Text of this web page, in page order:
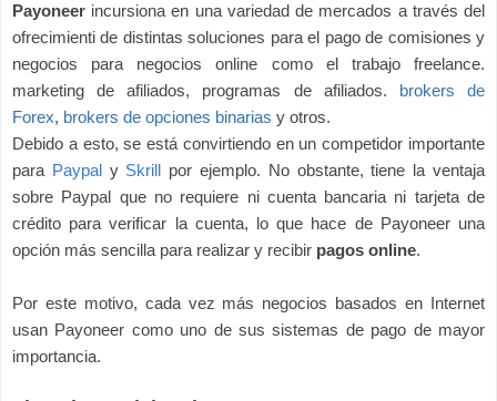
Payoneer incursiona en una variedad de mercados a través del
ofrecimienti de distintas soluciones para el pago de comisiones y
negocios para negocios online como el trabajo freelance.
marketing de afiliados, programas de afiliados. brokers de
Forex, brokers de opciones binarias y otros.
Debido a esto, se está convirtiendo en un competidor importante
para Paypaly Skrill por ejemplo. No obstante, tiene la ventaja
sobre Paypal que no requiere ni cuenta bancaria ni tarjeta de
crédito para verificar la cuenta, lo que hace de Payoneer una
opción más sencilla para realizar y recibir pagos online.
Por este motivo, cada vez más negocios basados en Internet
usan Payoneer como uno de sus sistemas de pago de mayor
importancia.